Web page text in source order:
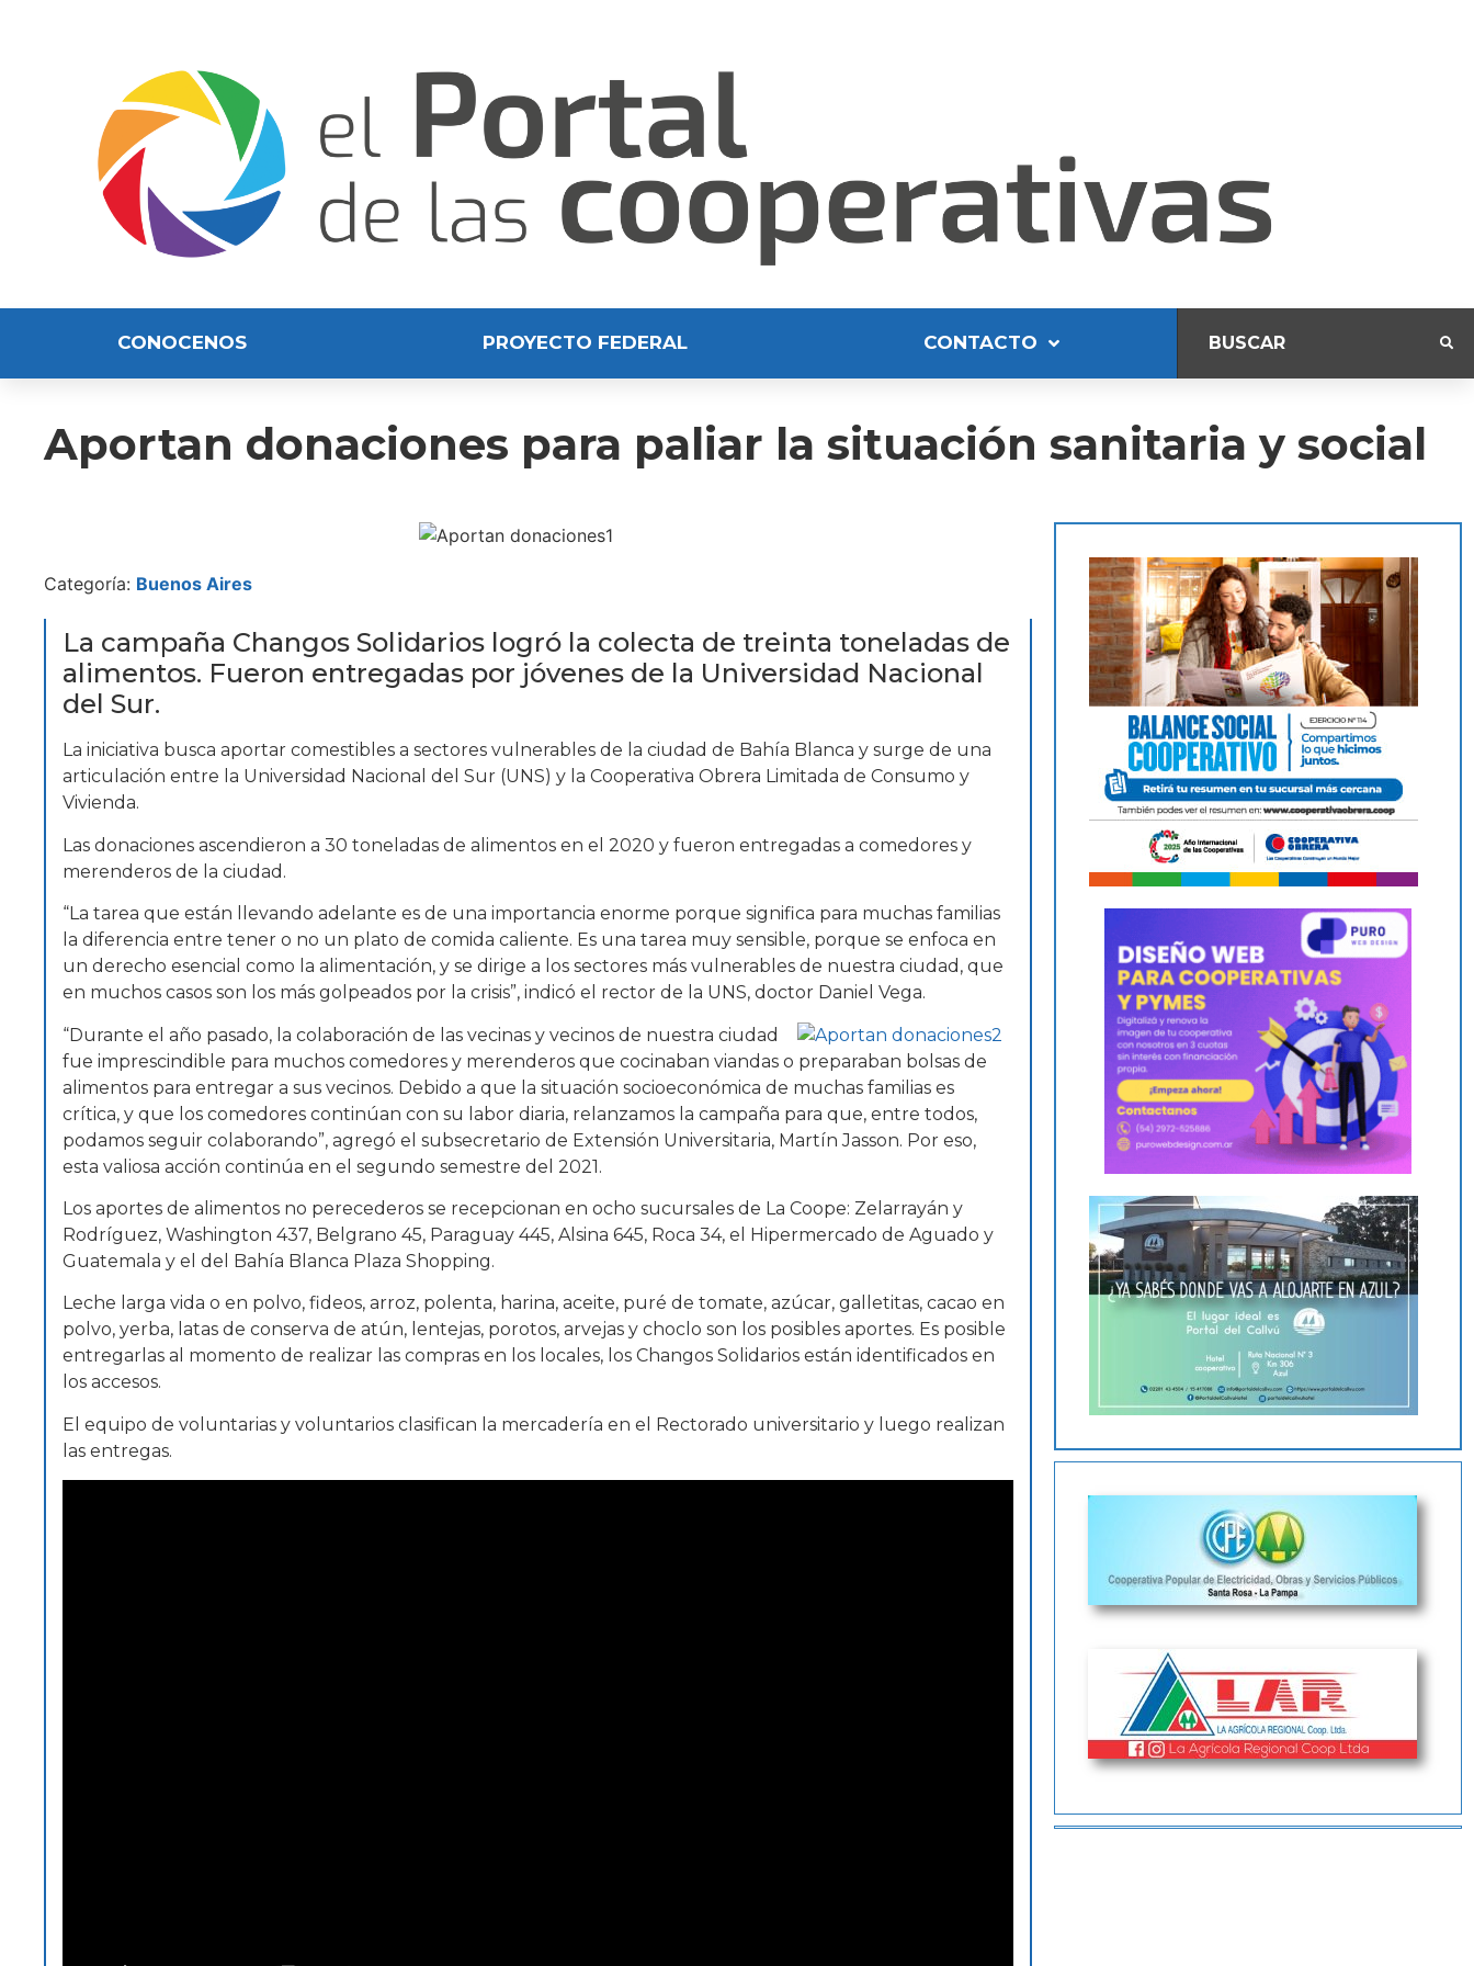
CONOCENOS PROYECTO FEDERAL CONTACTO
Aportan donaciones para paliar la situación sanitaria y social
Categoría: Buenos Aires
La campaña Changos Solidarios logró la colecta de treinta toneladas de
alimentos. Fueron entregadas por jóvenes de la Universidad Nacional
del Sur.
La iniciativa busca aportar comestibles a sectores vulnerables de la ciudad de Bahía Blanca y surge de una
articulación entre la Universidad Nacional del Sur (UNS) y la Cooperativa Obrera Limitada de Consumo y
Vivienda.
Las donaciones ascendieron a 30 toneladas de alimentos en el 2020 y fueron entregadas a comedores y
merenderos de la ciudad.
“La tarea que están llevando adelante es de una importancia enorme porque significa para muchas familias
la diferencia entre tener o no un plato de comida caliente. Es una tarea muy sensible, porque se enfoca en
un derecho esencial como la alimentación, y se dirige a los sectores más vulnerables de nuestra ciudad, que
en muchos casos son los más golpeados por la crisis”, indicó el rector de la UNS, doctor Daniel Vega.
“Durante el año pasado, la colaboración de las vecinas y vecinos de nuestra ciudad
fue imprescindible para muchos comedores y merenderos que cocinaban viandas o preparaban bolsas de
alimentos para entregar a sus vecinos. Debido a que la situación socioeconómica de muchas familias es
crítica, y que los comedores continúan con su labor diaria, relanzamos la campaña para que, entre todos,
podamos seguir colaborando”, agregó el subsecretario de Extensión Universitaria, Martín Jasson. Por eso,
esta valiosa acción continúa en el segundo semestre del 2021.
Los aportes de alimentos no perecederos se recepcionan en ocho sucursales de La Coope: Zelarrayán y
Rodríguez, Washington 437, Belgrano 45, Paraguay 445, Alsina 645, Roca 34, el Hipermercado de Aguado y
Guatemala y el del Bahía Blanca Plaza Shopping.
Leche larga vida o en polvo, fideos, arroz, polenta, harina, aceite, puré de tomate, azúcar, galletitas, cacao en
polvo, yerba, latas de conserva de atún, lentejas, porotos, arvejas y choclo son los posibles aportes. Es posible
entregarlas al momento de realizar las compras en los locales, los Changos Solidarios están identificados en
los accesos.
El equipo de voluntarias y voluntarios clasifican la mercadería en el Rectorado universitario y luego realizan
las entregas.